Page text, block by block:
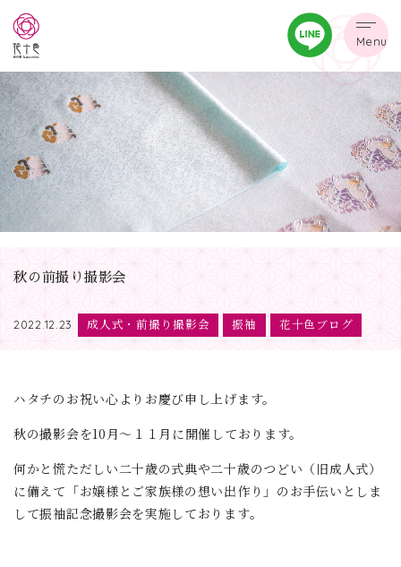
Menu
秋の前撮り撮影会
2022.12.23 成人式・前撮り撮影会 振袖 花十色ブログ
ハタチのお祝い心よりお慶び申し上げます。
秋の撮影会を10月～１１月に開催しております。
何かと慌ただしい二十歳の式典や二十歳のつどい（旧成人式）
に備えて「お嬢様とご家族様の想い出作り」のお手伝いとしま
して振袖記念撮影会を実施しております。